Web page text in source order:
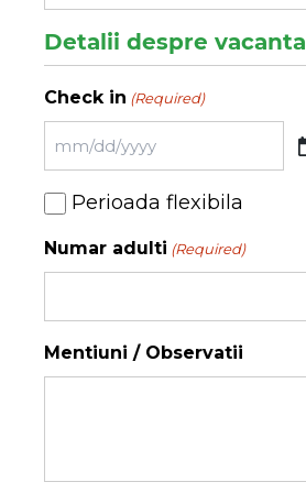
Detalii despre vacanta
Check in (Required)
MM
slash
DD
slash
YYYY
Perioada
Perioada flexibila
Numar adulti (Required)
Mentiuni / Observatii